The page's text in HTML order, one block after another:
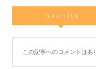
コメント ( 0 )
この記事へのコメントはあ